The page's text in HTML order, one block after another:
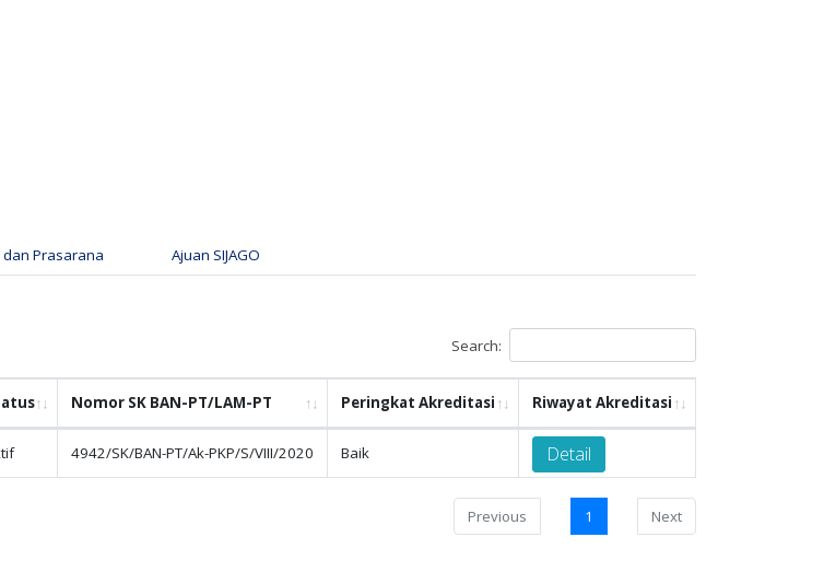
Prasarana Ajuan SIJAGO
Search:
Nomor SK BAN-PT/LAM-PT Peringkat Akreditasi Riwayat Akreditasi
4942/SK/BAN-PT/Ak-PKP/S/VIII/2020 Baik Detail
Previous 1 Next